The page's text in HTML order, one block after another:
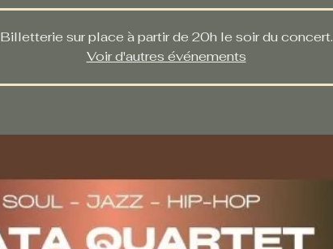
Billetterie sur place à partir de 20h le soir du concert.
Voir d'autres événements